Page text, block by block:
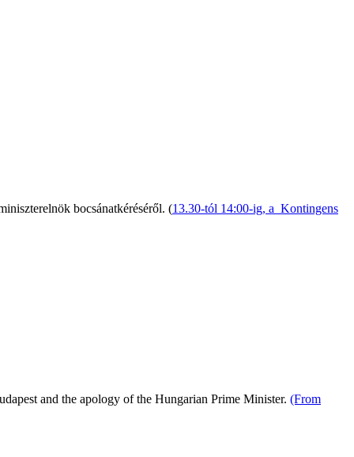
bocsánatkéréséről. (13.30-tól 14:00-ig, a Kontingens
and the apology of the Hungarian Prime Minister. (From